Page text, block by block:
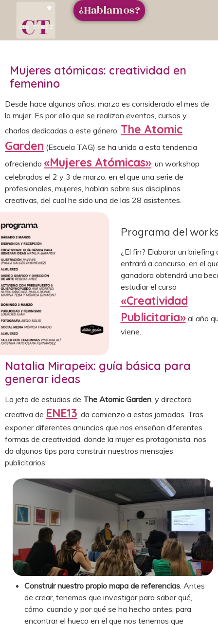
¿Hablamos?
Mujeres atómicas: creatividad en
femenino
Desde hace algunos años, marzo es considerado el mes de
la mujer. Es por ello que se realizan eventos, cursos y
charlas dedicadas a este género. The Atomic
Garden (Escuela TAG) se ha unido a esta tendencia
ofreciendo «Mujeres Atómicas», un workshop
celebrados el 2 y 3 de marzo, en el que una serie de
profesionales, mujeres, hablan sobre sus disciplinas
creativas, del cual he sido una de las 28 asistentes.
Programa del
¿El fin? Elaborar un briefing
entrará a concurso, en el
ganadora obtendrá una
estudiar el curso
«Creatividad
Publicitaria»al año
viene.
Natalia Mirapeix: guía básica para
generar ideas
La jefa de estudios de The Atomic Garden, y directora
creativa de ENE13, da comienzo a estas jornadas. Tras
exponer diferentes anuncios que nos enseñan diferentes
formas de creatividad, donde la mujer es protagonista, nos
da algunos tips para construir nuestros mensajes
publicitarios:
Construir nuestro propio mapa de referencias. Antes
de crear, tenemos que investigar para saber qué,
cómo, cuando y por qué se ha hecho antes, para
encontrar el hueco en el que nos tenemos que